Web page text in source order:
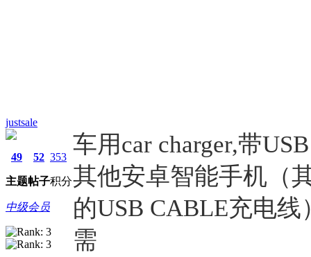
justsale
49
主题
52
帖子
353
积分
中级会员
车用car charger,带
其他安卓智能手机（
的USB CABLE充电
需